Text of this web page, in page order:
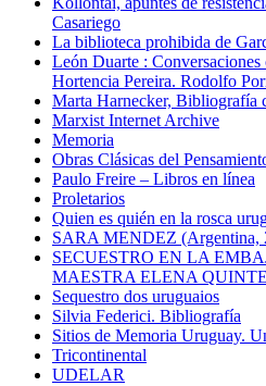
Casariego
La biblioteca prohibida de
León Duarte :
Hortencia Pereira. Rodolfo
Marta Harnecker, Bibliografía
Marxist Internet Archive
Memoria
Obras Clásicas del
Paulo Freire – Libros en línea
Proletarios
Quien es quién en la rosca
SARA MENDEZ (Argentina,
SECUESTRO EN LA
MAESTRA ELENA
Sequestro dos uruguaios
Silvia Federici. Bibliografía
Sitios de Memoria Uruguay.
Tricontinental
UDELAR